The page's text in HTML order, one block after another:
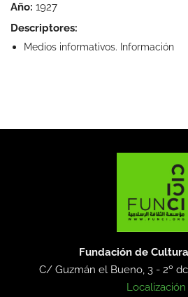
Año: 1927
Descriptores:
Medios informativos. Información
Fundación de
C/ Guzmán el Bueno, 3 - 2º
Localización